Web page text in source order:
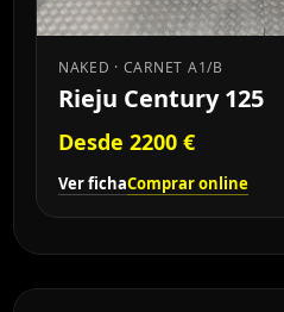
NAKED · CARNET A1/B
Rieju Century 125
Desde 2200 €
Ver fichaComprar online